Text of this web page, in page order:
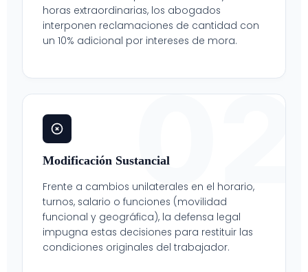
horas extraordinarias, los abogados
interponen reclamaciones de cantidad con
un 10% adicional por intereses de mora.
02
Modificación Sustancial
Frente a cambios unilaterales en el horario,
turnos, salario o funciones (movilidad
funcional y geográfica), la defensa legal
impugna estas decisiones para restituir las
condiciones originales del trabajador.